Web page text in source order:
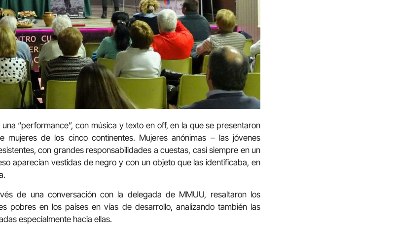
“performance”, con música y texto en off, en la que se presentaron
mujeres de los cinco continentes. Mujeres anónimas – las jóvenes
con grandes responsabilidades a cuestas, casi siempre en un
aparecían vestidas de negro y con un objeto que las identificaba, en
de una conversación con la delegada de MMUU, resaltaron los
pobres en los países en vías de desarrollo, analizando también las
especialmente hacia ellas.